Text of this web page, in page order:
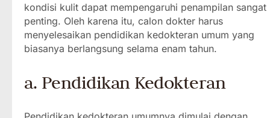
kondisi kulit dapat mempengaruhi penampilan sangat
penting. Oleh karena itu, calon dokter harus
menyelesaikan pendidikan kedokteran umum yang
biasanya berlangsung selama enam tahun.
a. Pendidikan Kedokteran